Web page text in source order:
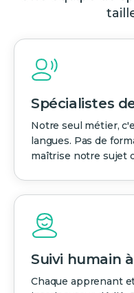
Spécialistes
Notre seul métier,
langues. Pas de
maîtrise notre sujet
Suivi humain
Chaque apprenant